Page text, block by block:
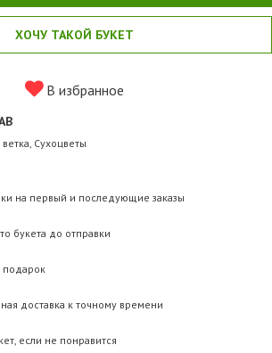
ХОЧУ ТАКОЙ БУКЕТ
В избранное
ветка, Сухоцветы
на первый и последующие заказы
букета до отправки
подарок
доставка к точному времени
если не понравится